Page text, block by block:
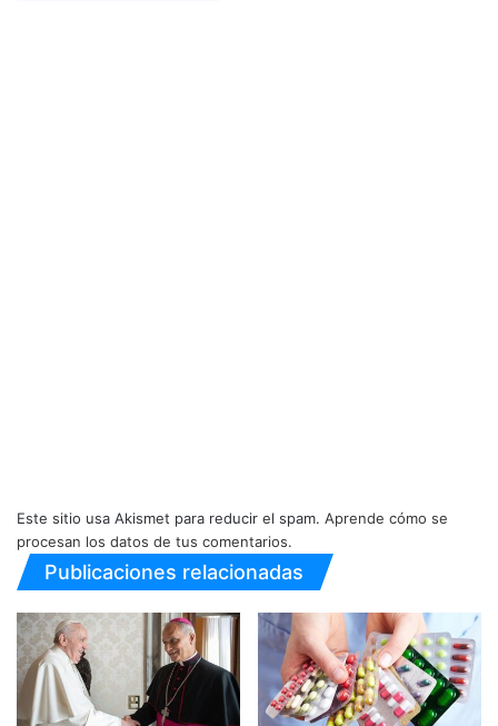
Este sitio usa Akismet para reducir el spam. Aprende cómo se
procesan los datos de tus comentarios.
Publicaciones relacionadas